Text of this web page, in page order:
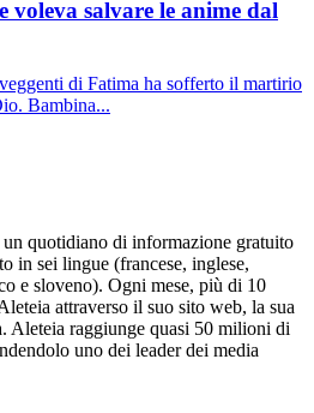
voleva salvare le anime dal
di Fatima ha sofferto il martirio
Bambina...
quotidiano di informazione gratuito
in sei lingue (francese, inglese,
e sloveno). Ogni mese, più di 10
attraverso il suo sito web, la sua
Aleteia raggiunge quasi 50 milioni di
uno dei leader dei media